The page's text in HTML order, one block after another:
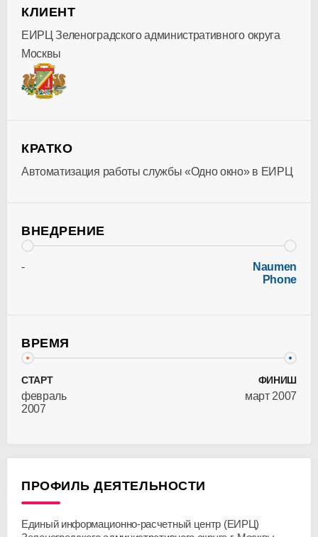
КЛИЕНТ
ЕИРЦ Зеленоградского административного округа
Москвы
КРАТКО
Автоматизация работы службы «Одно окно» в ЕИРЦ
ВНЕДРЕНИЕ
-
Naumen
Phone
ВРЕМЯ
СТАРТ
февраль
2007
ФИНИШ
март 2007
ПРОФИЛЬ ДЕЯТЕЛЬНОСТИ
Единый информационно-расчетный центр (ЕИРЦ)